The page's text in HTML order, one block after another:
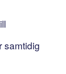
samtidig